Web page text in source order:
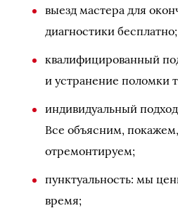
выезд мастера для
диагностики бесплатно;
квалифицированный
и устранение поломки
индивидуальный
Все объясним,
отремонтируем;
пунктуальность: мы
время;